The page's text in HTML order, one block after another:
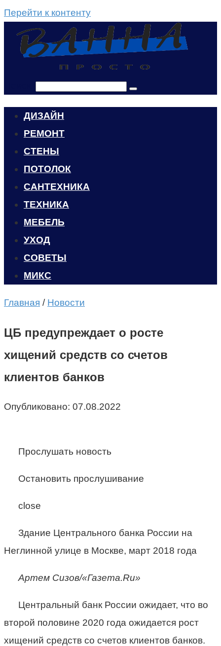
Перейти к контенту
ДИЗАЙН
РЕМОНТ
СТЕНЫ
ПОТОЛОК
САНТЕХНИКА
ТЕХНИКА
МЕБЕЛЬ
УХОД
CОВЕТЫ
МИКС
Главная / Новости
ЦБ предупреждает о росте
хищений средств со счетов
клиентов банков
Опубликовано: 07.08.2022
Прослушать новость
Остановить прослушивание
close
Здание Центрального банка России на
Неглинной улице в Москве, март 2018 года
Артем Сизов/«Газета.Ru»
Центральный банк России ожидает, что во
второй половине 2020 года ожидается рост
хищений средств со счетов клиентов банков.